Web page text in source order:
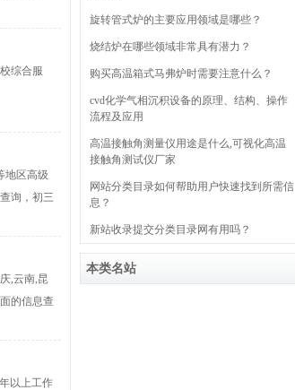
综合服
地区高级
询，初三
,云南,昆
的信息查
以上工作
旋转管式炉的主要应用领域是哪些？
烧结炉在哪些领域非常具有潜力？
购买高温箱式马弗炉时需要注意什么？
cvd化学气相沉积设备的原理、结构、操作
流程及应用
高温接触角测量仪用途是什么,可视化高温
接触角测试仪厂家
网站分类目录如何帮助用户快速找到所需信
息？
新站收录提交分类目录网有用吗？
本类名站